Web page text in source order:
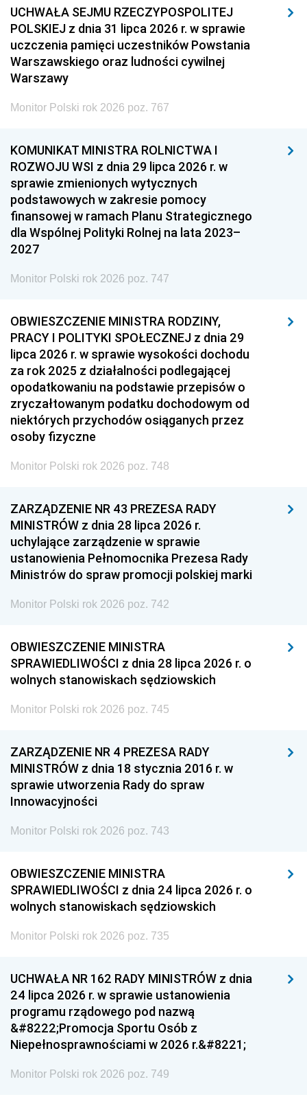
UCHWAŁA SEJMU RZECZYPOSPOLITEJ
POLSKIEJ z dnia 31 lipca 2026 r. w sprawie
uczczenia pamięci uczestników Powstania
Warszawskiego oraz ludności cywilnej
Warszawy
Monitor Polski rok 2026 poz. 767
KOMUNIKAT MINISTRA ROLNICTWA I
ROZWOJU WSI z dnia 29 lipca 2026 r. w
sprawie zmienionych wytycznych
podstawowych w zakresie pomocy
finansowej w ramach Planu Strategicznego
dla Wspólnej Polityki Rolnej na lata 2023–
2027
Monitor Polski rok 2026 poz. 747
OBWIESZCZENIE MINISTRA RODZINY,
PRACY I POLITYKI SPOŁECZNEJ z dnia 29
lipca 2026 r. w sprawie wysokości dochodu
za rok 2025 z działalności podlegającej
opodatkowaniu na podstawie przepisów o
zryczałtowanym podatku dochodowym od
niektórych przychodów osiąganych przez
osoby fizyczne
Monitor Polski rok 2026 poz. 748
ZARZĄDZENIE NR 43 PREZESA RADY
MINISTRÓW z dnia 28 lipca 2026 r.
uchylające zarządzenie w sprawie
ustanowienia Pełnomocnika Prezesa Rady
Ministrów do spraw promocji polskiej marki
Monitor Polski rok 2026 poz. 742
OBWIESZCZENIE MINISTRA
SPRAWIEDLIWOŚCI z dnia 28 lipca 2026 r. o
wolnych stanowiskach sędziowskich
Monitor Polski rok 2026 poz. 745
ZARZĄDZENIE NR 4 PREZESA RADY
MINISTRÓW z dnia 18 stycznia 2016 r. w
sprawie utworzenia Rady do spraw
Innowacyjności
Monitor Polski rok 2026 poz. 743
OBWIESZCZENIE MINISTRA
SPRAWIEDLIWOŚCI z dnia 24 lipca 2026 r. o
wolnych stanowiskach sędziowskich
Monitor Polski rok 2026 poz. 735
UCHWAŁA NR 162 RADY MINISTRÓW z dnia
24 lipca 2026 r. w sprawie ustanowienia
programu rządowego pod nazwą
&#8222;Promocja Sportu Osób z
Niepełnosprawnościami w 2026 r.&#8221;
Monitor Polski rok 2026 poz. 749